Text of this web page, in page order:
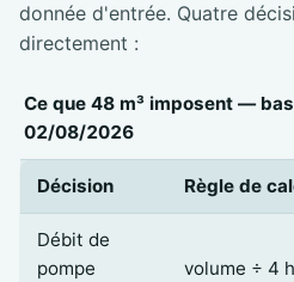
donnée d'entrée. Quatre
directement :
Ce que 48 m³ imposent —
02/08/2026
Décision Règle de
Débit de
pompe
volume ÷ 4 h